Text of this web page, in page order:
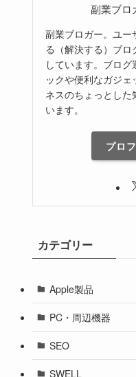
副業ブロ
副業ブロガー。ユー
る（解決する）ブ
しています。ブロ
ックや便利なガジ
ネスのちょっとし
います。
プロ
カテゴリー
Apple製品
PC・周辺機器
SEO
SWELL